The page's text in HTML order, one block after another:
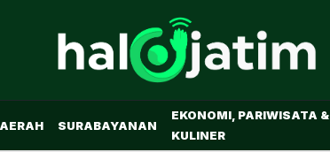
SURABAYANAN
EKONOMI, PARIWISATA &
KULINER